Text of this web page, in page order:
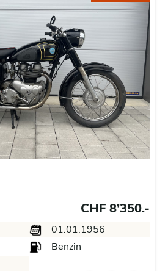
CHF 8’350.-
01.01.1956
Benzin